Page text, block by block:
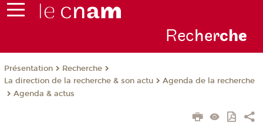
Recherche
Présentation
Recherche
La direction de la recherche & son actu
Agenda de la recherche
Agenda & actus